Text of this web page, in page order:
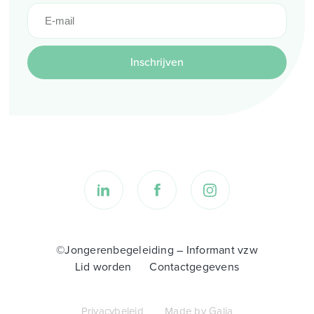
Inschrijven
©Jongerenbegeleiding – Informant vzw
Lid worden
Contactgegevens